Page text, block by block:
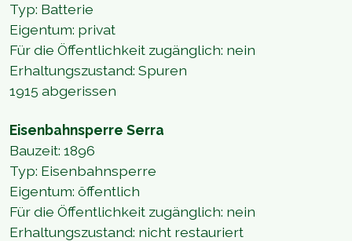
Typ: Batterie
Eigentum: privat
Für die Öffentlichkeit zugänglich: nein
Erhaltungszustand: Spuren
1915 abgerissen
Eisenbahnsperre Serra
Bauzeit: 1896
Typ: Eisenbahnsperre
Eigentum: öffentlich
Für die Öffentlichkeit zugänglich: nein
Erhaltungszustand: nicht restauriert